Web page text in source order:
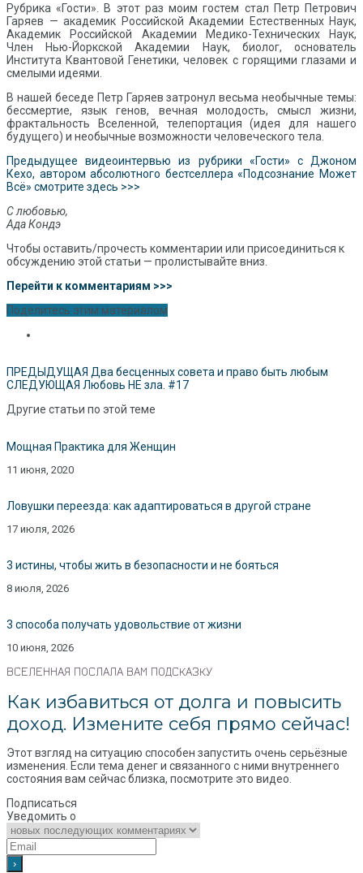
Рубрика «Гости». В этот раз моим гостем стал Петр Петрович
Гаряев — академик Российской Академии Естественных Наук,
Академик Российской Академии Медико-Технических Наук,
Член Нью-Йоркской Академии Наук, биолог, основатель
Института Квантовой Генетики, человек с горящими глазами и
смелыми идеями.
В нашей беседе Петр Гаряев затронул весьма необычные темы:
бессмертие, язык генов, вечная молодость, смысл жизни,
фрактальность Вселенной, телепортация (идея для нашего
будущего) и необычные возможности человеческого тела.
Предыдущее видеоинтервью из рубрики «Гости» с Джоном
Кехо, автором абсолютного бестселлера «Подсознание Может
Всё» смотрите здесь >>>
С любовью,
Ада Кондэ
Чтобы оставить/прочесть комментарии или присоединиться к
обсуждению этой статьи — пролистывайте вниз.
Перейти к комментариям >>>
Поделитесь этим материалом
ПРЕДЫДУЩАЯ Два бесценных совета и право быть любым
СЛЕДУЮЩАЯ Любовь НЕ зла. #17
Другие статьи по этой теме
Мощная Практика для Женщин
11 июня, 2020
Ловушки переезда: как адаптироваться в другой стране
17 июля, 2026
3 истины, чтобы жить в безопасности и не бояться
8 июля, 2026
3 способа получать удовольствие от жизни
10 июня, 2026
ВСЕЛЕННАЯ ПОСЛАЛА ВАМ ПОДСКАЗКУ
Как избавиться от долга и повысить
доход. Измените себя прямо сейчас!
Этот взгляд на ситуацию способен запустить очень серьёзные
изменения. Если тема денег и связанного с ними внутреннего
состояния вам сейчас близка, посмотрите это видео.
Подписаться
Уведомить о